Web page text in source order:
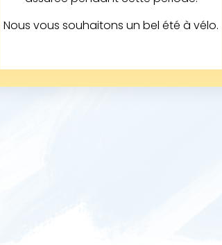
Nous vous souhaitons un bel été à vélo.